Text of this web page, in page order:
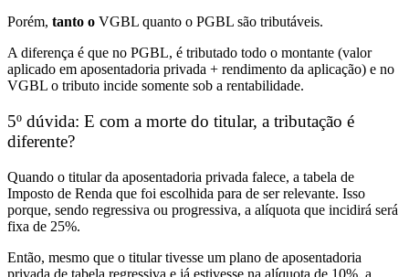
Porém, tanto o VGBL quanto o PGBL são tributáveis.
A diferença é que no PGBL, é tributado todo o montante (valor
aplicado em aposentadoria privada + rendimento da aplicação) e no
VGBL o tributo incide somente sob a rentabilidade.
5º dúvida: E com a morte do titular, a tributação é
diferente?
Quando o titular da aposentadoria privada falece, a tabela de
Imposto de Renda que foi escolhida para de ser relevante. Isso
porque, sendo regressiva ou progressiva, a alíquota que incidirá será
fixa de 25%.
Então, mesmo que o titular tivesse um plano de aposentadoria
privada de tabela regressiva e já estivesse na alíquota de 10%, a